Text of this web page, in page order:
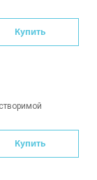
Купить
Купить